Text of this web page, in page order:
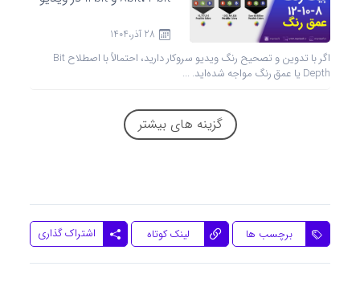
28 آذر،1404
اگر با تدوین و تصحیح رنگ ویدیو سروکار دارید، احتمالاً با اصطلاح Bit
Depth یا عمق رنگ مواجه شده‌اید. ...
گزینه های بیشتر
برچسب ها لینک کوتاه اشتراک گذاری